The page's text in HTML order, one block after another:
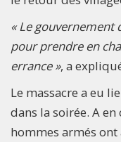
« Le gouvernement
pour prendre en
errance », a
Le massacre a eu
dans la soirée. A
hommes armés